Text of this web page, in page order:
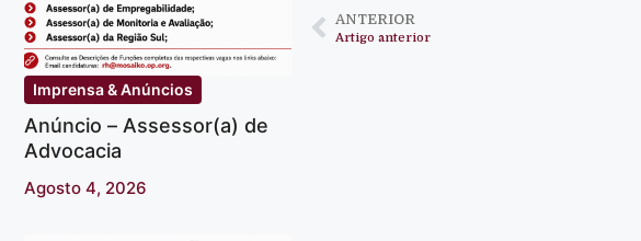
Imprensa & Anúncios
Anúncio – Assessor(a) de
Advocacia
Agosto 4, 2026
ANTERIOR
Artigo anterior